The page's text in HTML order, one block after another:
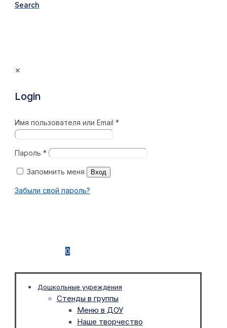
Search
✕
Login
Имя пользователя или Email *
Пароль *
Запомнить меня Вход
Забыли свой пароль?
0
Дошкольные учреждения
Стенды в группы
Меню в ДОУ
Наше творчество